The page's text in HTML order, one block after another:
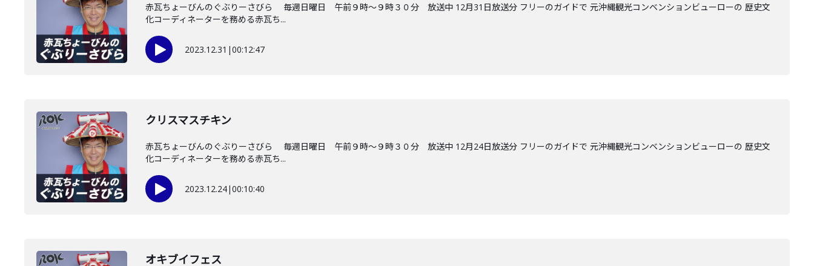
赤瓦ちょーびんのぐぶりーさびら 毎週日曜日 午前９時～９時３０分 放送中 12月31日放送分 フリーのガイドで 元沖縄観光コンベンションビューローの 歴史文
化コーディネーターを務める赤瓦ち...
2023.12.31 |00:12:47
クリスマスチキン
赤瓦ちょーびんのぐぶりーさびら 毎週日曜日 午前９時～９時３０分 放送中 12月24日放送分 フリーのガイドで 元沖縄観光コンベンションビューローの 歴史文
化コーディネーターを務める赤瓦ち...
2023.12.24|00:10:40
オキブイフェス